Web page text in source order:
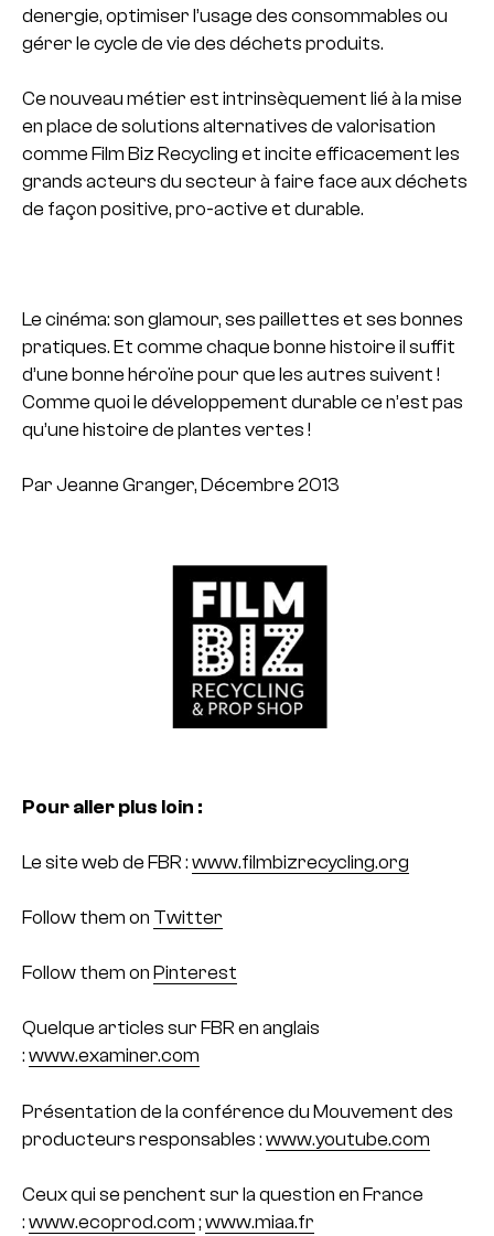
denergie, optimiser l’usage des consommables ou
gérer le cycle de vie des déchets produits.
Ce nouveau métier est intrinsèquement lié à la mise
en place de solutions alternatives de valorisation
comme Film Biz Recycling et incite efficacement les
grands acteurs du secteur à faire face aux déchets
de façon positive, pro-active et durable.
Le cinéma: son glamour, ses paillettes et ses bonnes
pratiques. Et comme chaque bonne histoire il suffit
d’une bonne héroïne pour que les autres suivent !
Comme quoi le développement durable ce n’est pas
qu’une histoire de plantes vertes !
Par Jeanne Granger, Décembre 2013
Pour aller plus loin :
Le site web de FBR : www.filmbizrecycling.org
Follow them on Twitter
Follow them on Pinterest
Quelque articles sur FBR en anglais
: www.examiner.com
Présentation de la conférence du Mouvement des
producteurs responsables : www.youtube.com
Ceux qui se penchent sur la question en France
: www.ecoprod.com ; www.miaa.fr